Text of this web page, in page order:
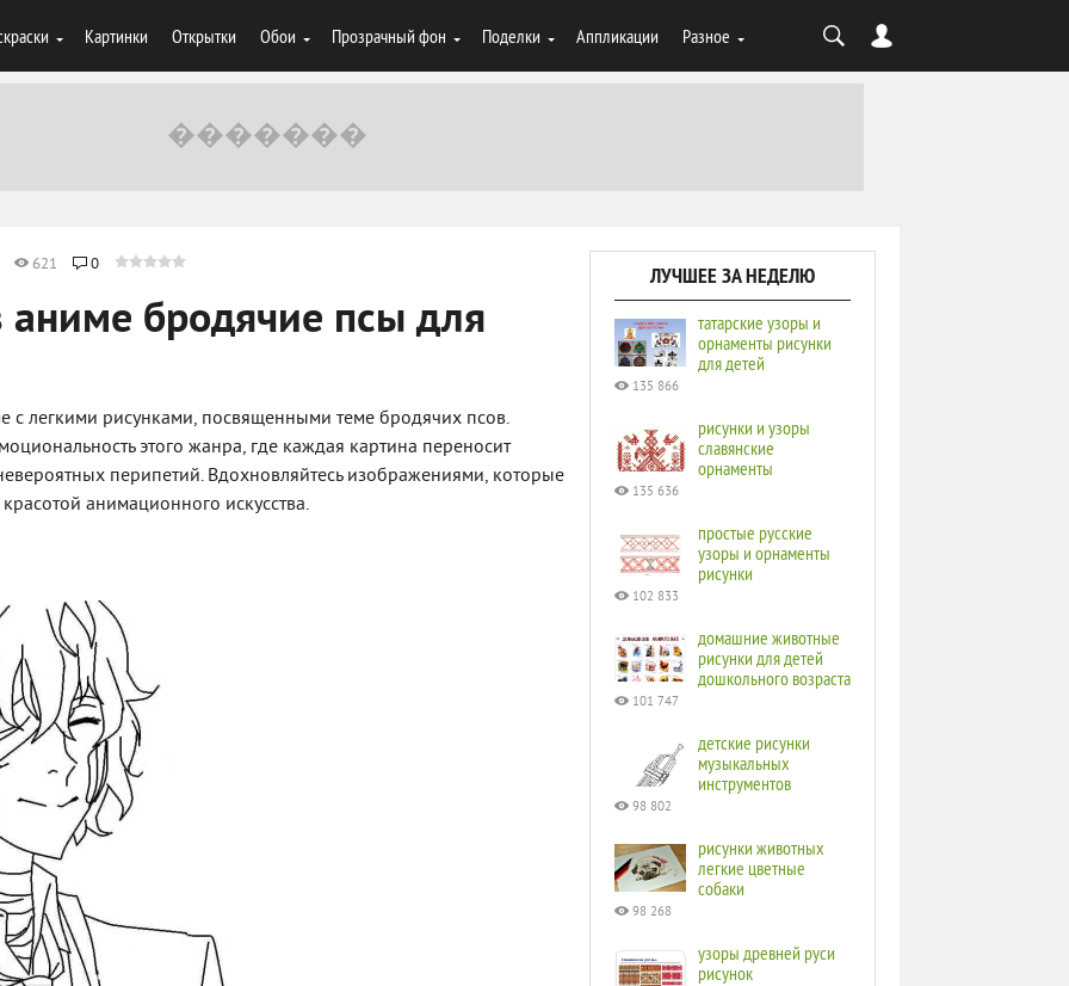
Картинки Открытки Обои Прозрачный фон Поделки Аппликации Разное
621 0
аниме бродячие псы для
с легкими рисунками, посвященными теме бродячих псов.
этого жанра, где каждая картина переносит
перипетий. Вдохновляйтесь изображениями, которые
анимационного искусства.
ЛУЧШЕЕ ЗА НЕДЕЛЮ
татарские узоры и
орнаменты рисунки
для детей
135 866
рисунки и узоры
славянские
орнаменты
135 636
простые русские
узоры и орнаменты
рисунки
102 833
домашние животные
рисунки для детей
дошкольного возраста
101 747
детские рисунки
музыкальных
инструментов
98 802
рисунки животных
легкие цветные
собаки
98 268
узоры древней руси
рисунок